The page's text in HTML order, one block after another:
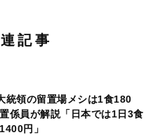
記事
統領の留置場メシは1食180
係員が解説「日本では1日3食
円」